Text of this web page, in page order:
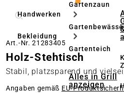
Handwerken
Bekleidung
Gartenzaun
Gartenteich
Alles in Grill
anzeigen
Art.-Nr. 21283405
Holz-Stehtisch
Stabil, platzsparend und
Angaben gemäß